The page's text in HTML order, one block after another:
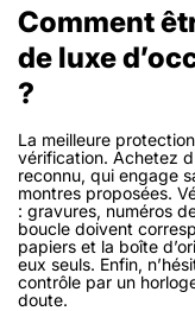
Comment
de luxe
?
La meilleure
vérification. Achetez
reconnu, qui engage
montres proposées.
: gravures, numéros
boucle doivent
papiers et la boîte
eux seuls. Enfin,
contrôle par un
doute.